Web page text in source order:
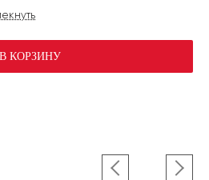
В КОРЗИНУ